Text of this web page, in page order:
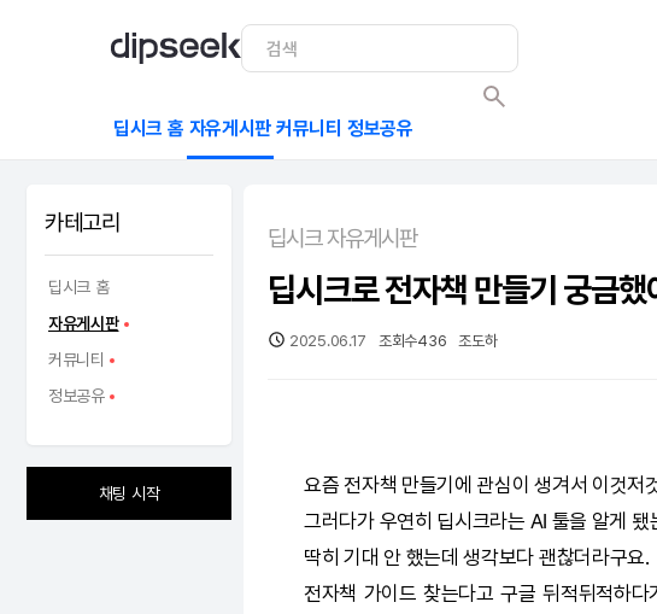
딥시크 홈 자유게시판 커뮤니티 정보공유
카테고리
딥시크 홈
자유게시판
커뮤니티
정보공유
채팅 시작
딥시크 자유게시판
딥시크로 전자책 만들기 궁금했
2025.06.17 조회수436 조도하
요즘 전자책 만들기에 관심이 생겨서 이것저
그러다가 우연히 딥시크라는 AI 툴을 알게 됐
딱히 기대 안 했는데 생각보다 괜찮더라구요.
전자책 가이드 찾는다고 구글 뒤적뒤적하다